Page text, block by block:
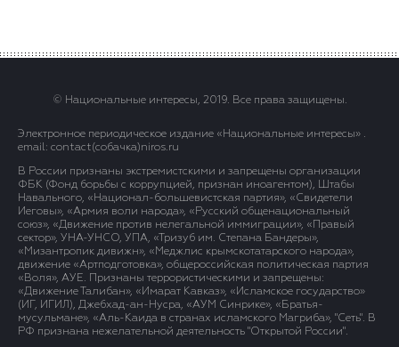
© Национальные интересы, 2019. Все права защищены.
Электронное периодическое издание «Национальные интересы» .
email: contact(сoбaчка)niros.ru
В России признаны экстремистскими и запрещены организации
ФБК (Фонд борьбы с коррупцией, признан иноагентом), Штабы
Навального, «Национал-большевистская партия», «Свидетели
Иеговы», «Армия воли народа», «Русский общенациональный
союз», «Движение против нелегальной иммиграции», «Правый
сектор», УНА-УНСО, УПА, «Тризуб им. Степана Бандеры»,
«Мизантропик дивижн», «Меджлис крымскотатарского народа»,
движение «Артподготовка», общероссийская политическая партия
«Воля», АУЕ. Признаны террористическими и запрещены:
«Движение Талибан», «Имарат Кавказ», «Исламское государство»
(ИГ, ИГИЛ), Джебхад-ан-Нусра, «АУМ Синрике», «Братья-
мусульмане», «Аль-Каида в странах исламского Магриба», "Сеть". В
РФ признана нежелательной деятельность "Открытой России".